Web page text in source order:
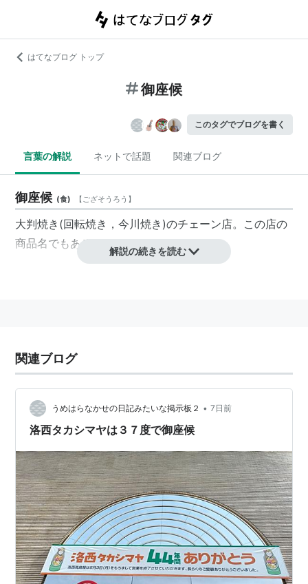
はてなブログ トップ
御座候
このタグでブログを書く
言葉の解説 ネットで話題 関連ブログ
御座候 (食) 【ござそうろう 】
大判焼き(回転焼き，今川焼き)のチェーン店。この店の
商品名でもある。
解説の続きを読む
関連ブログ
うめはらなかせの日記みたいな掲示板２ • 7日前
洛西タカシマヤは３７度で御座候